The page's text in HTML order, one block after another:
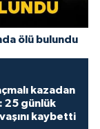
ölü bulundu
kazadan
25 günlük
kaybetti